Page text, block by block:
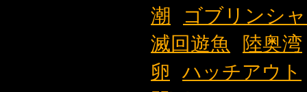
潮
ゴブリンシ
滅回遊魚
陸奥湾
卵
ハッチアウト